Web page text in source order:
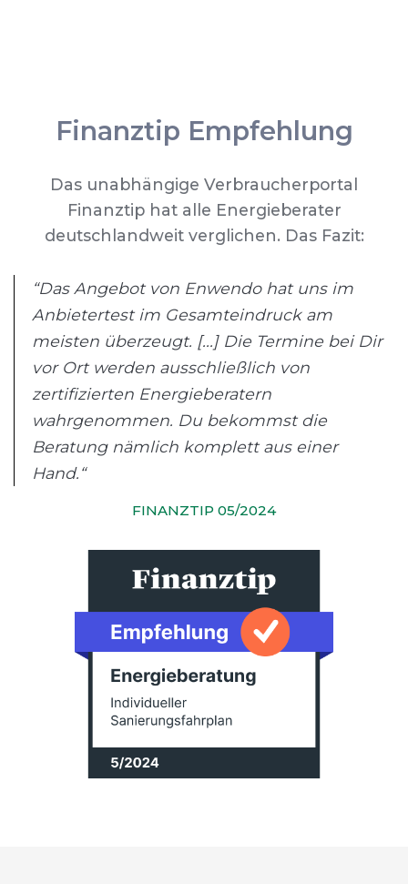
Finanztip Empfehlung
Das unabhängige Verbraucherportal
Finanztip hat alle Energieberater
deutschlandweit verglichen. Das Fazit:
“Das Angebot von Enwendo hat uns im
Anbietertest im Gesamteindruck am
meisten überzeugt. [...] Die Termine bei Dir
vor Ort werden ausschließlich von
zertifizierten Energieberatern
wahrgenommen. Du bekommst die
Beratung nämlich komplett aus einer
Hand.“
FINANZTIP 05/2024